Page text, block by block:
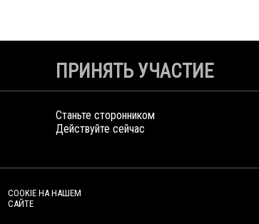
ПРИНЯТЬ УЧАСТИЕ
Станьте сторонником
Действуйте сейчас
COOKIE НА НАШЕМ
САЙТЕ